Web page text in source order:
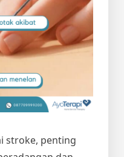
stroke, penting